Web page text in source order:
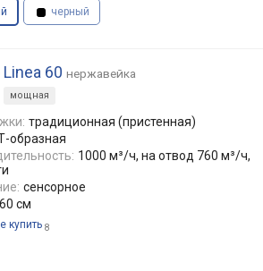
черный
Linea 60 нержавейка
мощная
традиционная (пристенная)
образная
1000 м³/ч, на отвод 760 м³/ч,
сенсорное
60 см
купить 8